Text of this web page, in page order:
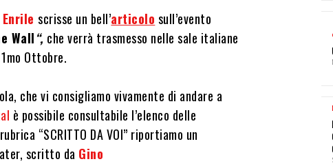
scrisse un bell’articolo sull’evento
Wall“, che verrà trasmesso nelle sale italiane
Ottobre.
che vi consigliamo vivamente di andare a
è possibile consultabile l’elenco delle
“SCRITTO DA VOI” riportiamo un
scritto da Gino